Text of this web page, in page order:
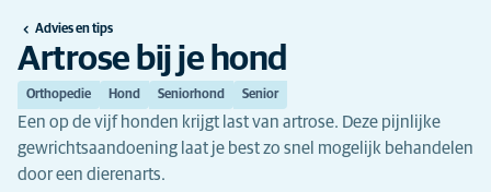
Advies en tips
Artrose bij je hond
Orthopedie Hond Seniorhond Senior
Een op de vijf honden krijgt last van artrose. Deze pijnlijke
gewrichtsaandoening laat je best zo snel mogelijk behandelen
door een dierenarts.